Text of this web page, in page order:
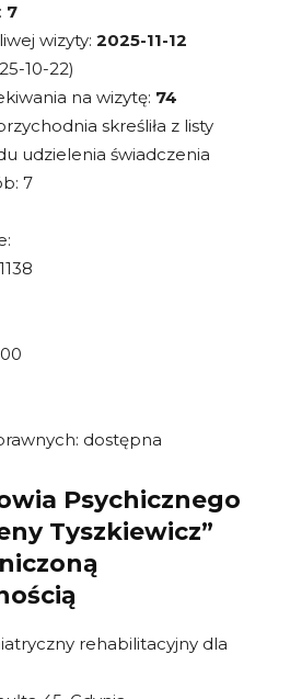
7
wizyty: 2025-11-12
10-22)
na wizytę: 74
skreśliła z listy
udzielenia świadczenia
7
dostępna
Psychicznego
Tyszkiewicz”
rehabilitacyjny dla